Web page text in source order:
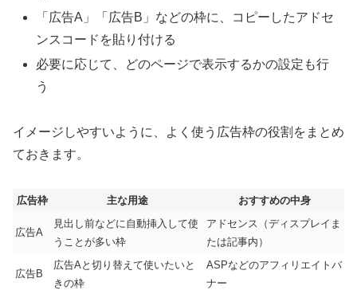
「広告A」「広告B」などの枠に、コピーしたアドセ
ンスコードを貼り付ける
必要に応じて、どのページで表示するかの設定も行
う
イメージしやすいように、よく使う広告枠の役割をまとめ
ておきます。
広告枠 主な用途 おすすめの中身
広告A
見出し前などに自動挿入して使
うことが多い枠
アドセンス（ディスプレイま
たは記事内）
広告B
広告Aと切り替えて使いたいと
きの枠
ASPなどのアフィリエイトバ
ナー